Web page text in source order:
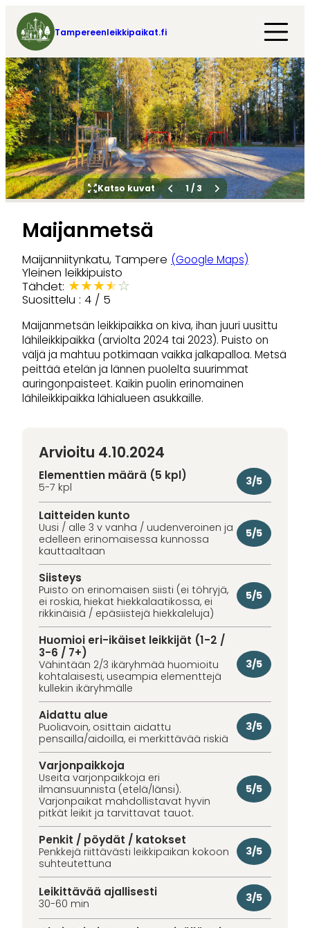
Tampereenleikkipaikat.fi
Katso kuvat 1/ 3
Maijanmetsä
Maijanniitynkatu, Tampere (Google Maps)
Yleinen leikkipuisto
Tähdet: ★★★★☆
Suosittelu : 4 / 5
Maijanmetsän leikkipaikka on kiva, ihan juuri uusittu
lähileikkipaikka (arviolta 2024 tai 2023). Puisto on
väljä ja mahtuu potkimaan vaikka jalkapalloa. Metsä
peittää etelän ja lännen puolelta suurimmat
auringonpaisteet. Kaikin puolin erinomainen
lähileikkipaikka lähialueen asukkaille.
Arvioitu 4.10.2024
Elementtien määrä (5 kpl)
5-7 kpl 3/5
Laitteiden kunto
Uusi / alle 3 v vanha / uudenveroinen ja
edelleen erinomaisessa kunnossa
kauttaaltaan
5/5
Siisteys
Puisto on erinomaisen siisti (ei töhryjä,
ei roskia, hiekat hiekkalaatikossa, ei
rikkinäisiä / epäsiistejä hiekkaleluja)
5/5
Huomioi eri-ikäiset leikkijät (1-2 /
3-6 / 7+)
Vähintään 2/3 ikäryhmää huomioitu
kohtalaisesti, useampia elementtejä
kullekin ikäryhmälle
3/5
Aidattu alue
Puoliavoin, osittain aidattu
pensailla/aidoilla, ei merkittävää riskiä
3/5
Varjonpaikkoja
Useita varjonpaikkoja eri
ilmansuunnista (etelä/länsi).
Varjonpaikat mahdollistavat hyvin
pitkät leikit ja tarvittavat tauot.
5/5
Penkit / pöydät / katokset
Penkkejä riittävästi leikkipaikan kokoon
suhteutettuna
3/5
Leikittävää ajallisesti
30-60 min 3/5